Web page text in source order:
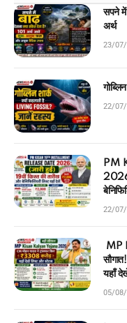
सपने
अर्थ
23/
22/
PM
22/
MP
यहाँ
05/